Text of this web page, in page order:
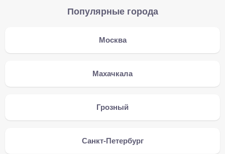
Популярные города
Москва
Махачкала
Грозный
Санкт-Петербург